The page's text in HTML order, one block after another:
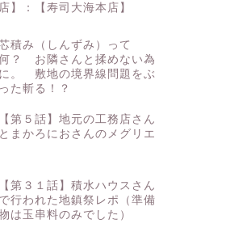
店】：【寿司大海本店】
積み（しんずみ）って
？ お隣さんと揉めない為
に。 敷地の境界線問題をぶ
った斬る！？
【第５話】地元の工務店さん
とまかろにおさんのメグリエ
【第３１話】積水ハウスさん
で行われた地鎮祭レポ（準備
は玉串料のみでした）